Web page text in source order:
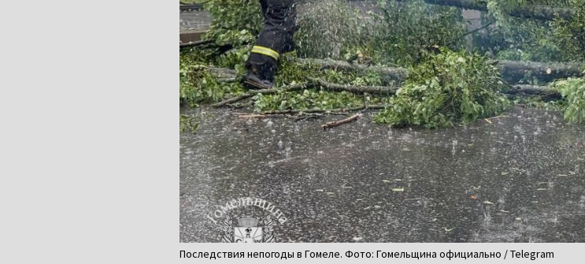
Последствия непогоды в Гомеле. Фото: Гомельщина официально / Telegram